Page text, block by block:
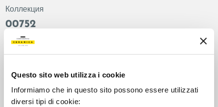
Questo sito web utilizza i cookie
Informiamo che in questo sito possono essere utilizzati
diversi tipi di cookie:
Коллекция
00752
Цвет:
Румяна
Фон
Формат:
30.0x30.0
Естественный
Матовый
Разнотон: